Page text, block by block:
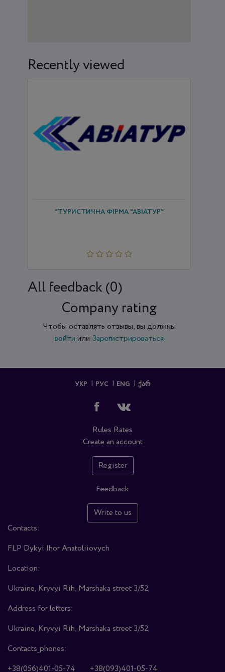
Recently viewed
"ТУРИСТИЧНА ФІРМА "АВІАТУР"
All feedback (0)
Company rating
Чтобы оставлять отзывы, вы должны
войти или Зарегистрироваться
УКР РУС ENG ᲥᲐᲠ
Rules Rates
Create an account
Register
Feedback
Write to us
Contacts:
FLP Dykyi Ihor Anatoliiovych
Location:
Ukraine, Kryvyi Rih, Marshaka street 3/52
Address for letters:
Ukraine, Kryvyi Rih, Marshaka street 3/52
Contacts_phones:
+38(056)401-05-74
+38(093)401-05-74